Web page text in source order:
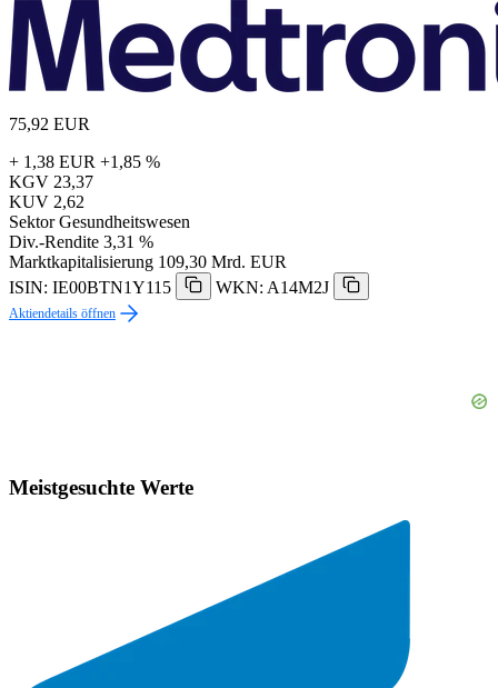
75,92 EUR
+ 1,38 EUR +1,85 %
KGV 23,37
KUV 2,62
Sektor Gesundheitswesen
Div.-Rendite 3,31 %
Marktkapitalisierung 109,30 Mrd. EUR
ISIN: IE00BTN1Y115
WKN: A14M2J
Aktiendetails öffnen
Meistgesuchte Werte